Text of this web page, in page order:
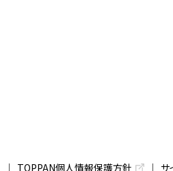
TOPPAN個人情報保護方針 サ